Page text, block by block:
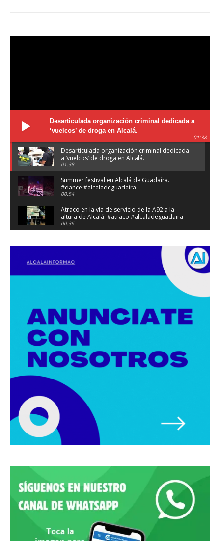
Desarticulada organización criminal dedicada a
‘vuelcos’ de droga en Alcalá.
01:38
Desarticulada organización criminal dedicada
a ‘vuelcos’ de droga en Alcalá.
01:38
Summer festival en Alcalá de Guadaíra.
#dance #alcaladeguadaira
00:54
Atraco en la vía de servicio de la A92 a la
altura de Alcalá. #atraco #alcaladeguadaira
00:36
Alcalá. #policia #narcos
Primeras 191 viviendas VPO en Alcalá de
Guadaíra. #alcaladeguadaira #vivienda #vpo
Premio de Medio Ambiente para el CEIP San
Mateo. #alcaladeguadaira #premios #colegio
03:01
Paseo de caballos. #alcaladeguadaira #ferias
#caballos
Un autobús ha golpeado a otro en el recinto
ferial. #accidente #alcaladeguadaira #ferias
Primer premio de casetas 2026.
#alcaladeguadaira #ferias